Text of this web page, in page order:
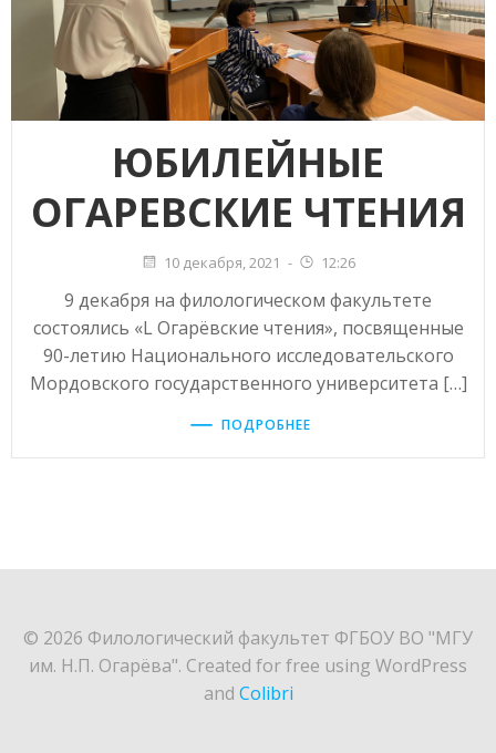
ЮБИЛЕЙНЫЕ
ОГАРЕВСКИЕ ЧТЕНИЯ
10 декабря, 2021 - 12:26
9 декабря на филологическом факультете
состоялись «L Огарёвские чтения», посвященные
90-летию Национального исследовательского
Мордовского государственного университета […]
ПОДРОБНЕЕ
© 2026 Филологический факультет ФГБОУ ВО "МГУ
им. Н.П. Огарёва". Created for free using WordPress
and Colibri